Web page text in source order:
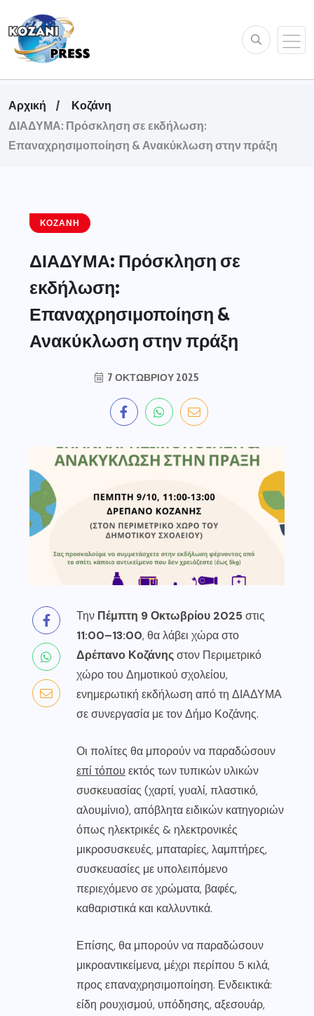
Αρχική
Κοζάνη
ΔΙΑΔΥΜΑ: Πρόσκληση σε εκδήλωση:
Επαναχρησιμοποίηση & Ανακύκλωση στην πράξη
ΚΟΖΆΝΗ
ΔΙΑΔΥΜΑ: Πρόσκληση σε
εκδήλωση:
Επαναχρησιμοποίηση &
Ανακύκλωση στην πράξη
7 ΟΚΤΩΒΡΊΟΥ 2025
Την Πέμπτη 9 Οκτωβρίου 2025στις
11:00–13:00, θα λάβει χώρα στο
Δρέπανο Κοζάνηςστον Περιμετρικό
χώρο του Δημοτικού σχολείου,
ενημερωτική εκδήλωση από τη ΔΙΑΔΥΜΑ
σε συνεργασία με τον Δήμο Κοζάνης.
Οι πολίτες θα μπορούν να παραδώσουν
επί τόπου εκτός των τυπικών υλικών
συσκευασίας (χαρτί, γυαλί, πλαστικό,
αλουμίνιο), απόβλητα ειδικών κατηγοριών
όπως ηλεκτρικές & ηλεκτρονικές
μικροσυσκευές, μπαταρίες, λαμπτήρες,
συσκευασίες με υπολειπόμενο
περιεχόμενο σε χρώματα, βαφές,
καθαριστικά και καλλυντικά.
Επίσης, θα μπορούν να παραδώσουν
μικροαντικείμενα, μέχρι περίπου 5 κιλά,
προς επαναχρησιμοποίηση. Ενδεικτικά:
είδη ρουχισμού, υπόδησης, αξεσουάρ,